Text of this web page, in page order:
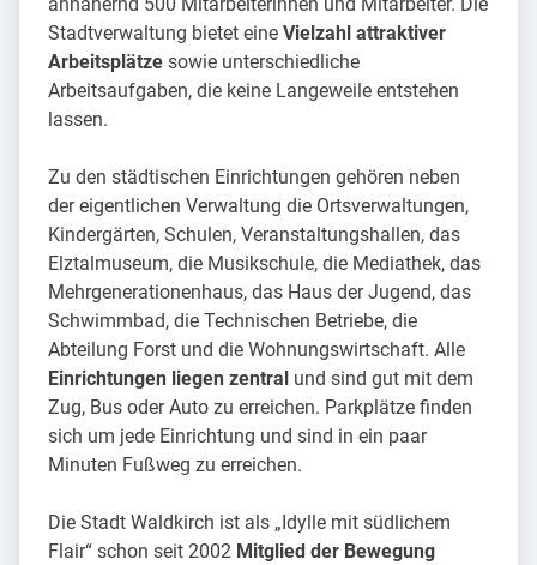
Stadtverwaltung bietet eine Vielzahl attraktiver
Arbeitsplätze sowie unterschiedliche
Arbeitsaufgaben, die keine Langeweile entstehen
lassen.
Zu den städtischen Einrichtungen gehören neben
der eigentlichen Verwaltung die Ortsverwaltungen,
Kindergärten, Schulen, Veranstaltungshallen, das
Elztalmuseum, die Musikschule, die Mediathek, das
Mehrgenerationenhaus, das Haus der Jugend, das
Schwimmbad, die Technischen Betriebe, die
Abteilung Forst und die Wohnungswirtschaft. Alle
Einrichtungen liegen zentral und sind gut mit dem
Zug, Bus oder Auto zu erreichen. Parkplätze finden
sich um jede Einrichtung und sind in ein paar
Minuten Fußweg zu erreichen.
Die Stadt Waldkirch ist als „Idylle mit südlichem
Flair“ schon seit 2002 Mitglied der Bewegung